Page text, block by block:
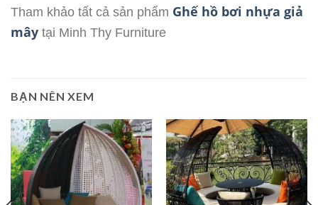
Tham khảo tất cả sản phẩm Ghế hồ bơi nhựa giả
mây tại Minh Thy Furniture
BẠN NÊN XEM